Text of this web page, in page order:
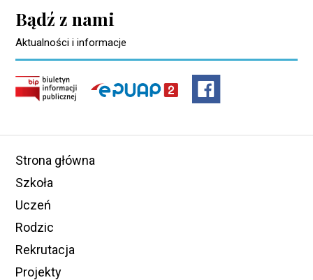
Bądź z nami
Aktualności i informacje
Strona główna
Szkoła
Uczeń
Rodzic
Rekrutacja
Projekty